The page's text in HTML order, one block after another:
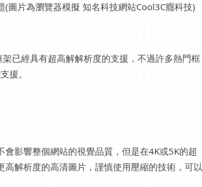
圖片為瀏覽器模擬 知名科技網站Cool3C癮科技)
已經具有超高解解析度的支援，不過許多熱門框
援。
影響整個網站的視覺品質，但是在4K或5K的超
解析度的高清圖片，謹慎使用壓縮的技術，可以